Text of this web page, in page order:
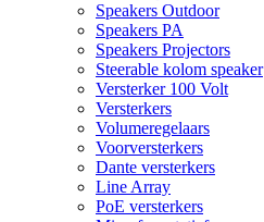
Speakers Outdoor
Speakers PA
Speakers Projectors
Steerable kolom speaker
Versterker 100 Volt
Versterkers
Volumeregelaars
Voorversterkers
Dante versterkers
Line Array
PoE versterkers